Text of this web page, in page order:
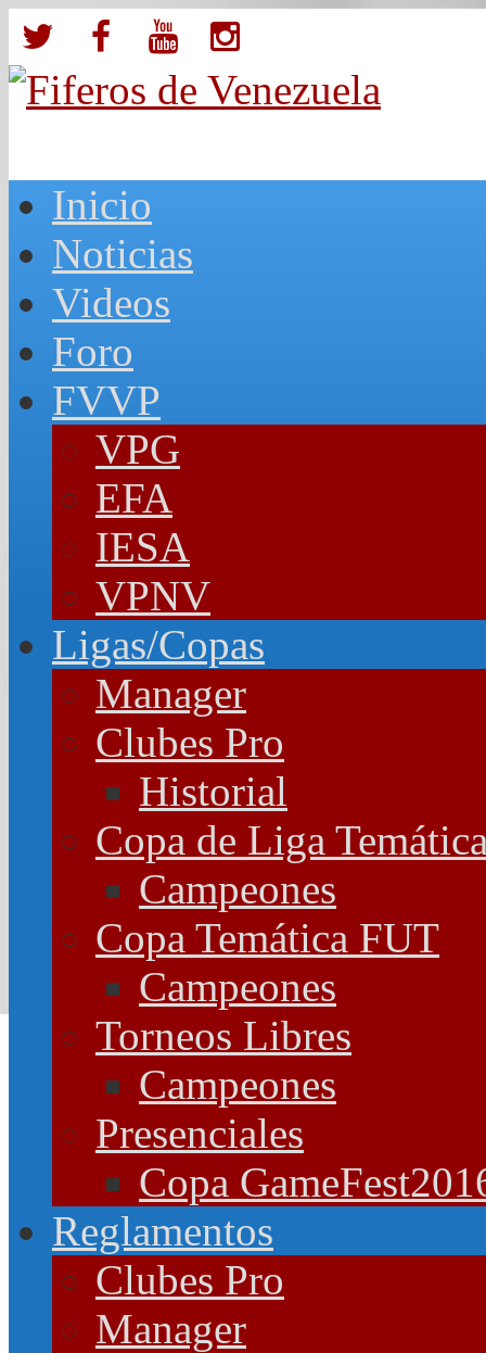
Inicio
Noticias
Videos
Foro
FVVP
VPG
EFA
IESA
VPNV
Ligas/Copas
Manager
Clubes Pro
Historial
Copa de Liga
Campeones
Copa Temática FUT
Campeones
Torneos Libres
Campeones
Presenciales
Copa
Reglamentos
Clubes Pro
Manager